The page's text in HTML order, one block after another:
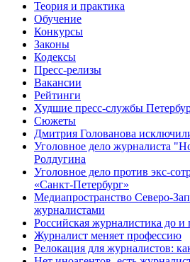
Теория и практика
Обучение
Конкурсы
Законы
Кодексы
Пресс-релизы
Вакансии
Рейтинги
Худшие пресс-службы
Сюжеты
Дмитрия Голованова
Уголовное дело журналиста
Ролдугина
Уголовное дело против экс-
«Санкт-Петербург»
Медиапространство Северо-
журналистами
Российская журналистика до и
Журналист меняет профессию
Релокация для журналистов: